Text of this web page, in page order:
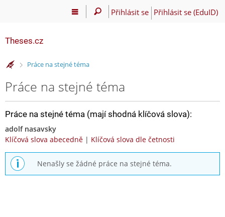
Přihlásit se Přihlásit se (EduID)
Theses.cz
>Práce na stejné téma
Práce na stejné téma
Práce na stejné téma (mají shodná klíčová slova):
adolf nasavsky
Klíčová slova abecedně | Klíčová slova dle četnosti
Nenašly se žádné práce na stejné téma.